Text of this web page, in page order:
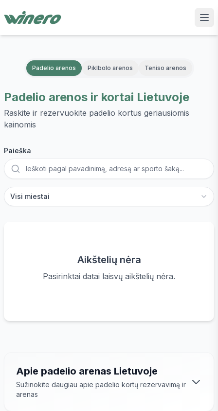
Padelio arenos Piklbolo arenos Teniso arenos
Padelio arenos ir kortai Lietuvoje
Raskite ir rezervuokite padelio kortus geriausiomis
kainomis
Paieška
Miestas
Visi miestai
Aikštelių nėra
Pasirinktai datai laisvų aikštelių nėra.
Apie padelio arenas Lietuvoje
Sužinokite daugiau apie padelio kortų rezervavimą ir
arenas